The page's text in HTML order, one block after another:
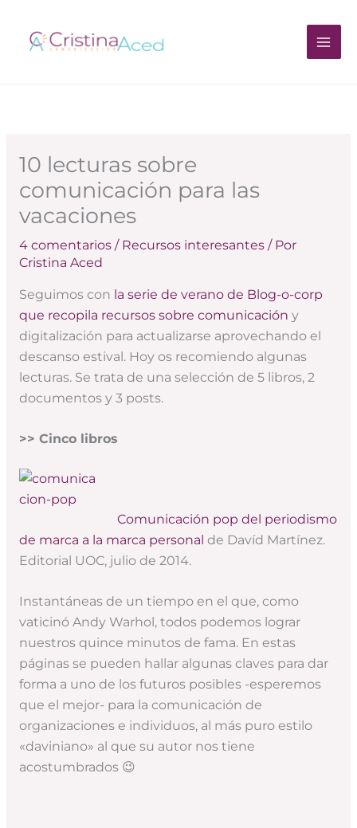
contenido
10 lecturas sobre
comunicación para las
vacaciones
4 comentarios / Recursos interesantes/ Por
Cristina Aced
Seguimos con la serie de verano de Blog-o-corp
que recopila recursos sobre comunicación y
digitalización para actualizarse aprovechando el
descanso estival. Hoy os recomiendo algunas
lecturas. Se trata de una selección de 5 libros, 2
documentos y 3 posts.
>> Cinco libros
Comunicación pop del periodismo
de marca a la marca personal de Davíd Martínez.
Editorial UOC, julio de 2014.
Instantáneas de un tiempo en el que, como
vaticinó Andy Warhol, todos podemos lograr
nuestros quince minutos de fama. En estas
páginas se pueden hallar algunas claves para dar
forma a uno de los futuros posibles -esperemos
que el mejor- para la comunicación de
organizaciones e individuos, al más puro estilo
«daviniano» al que su autor nos tiene
acostumbrados 😉